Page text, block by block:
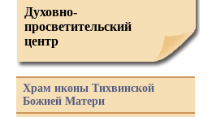
Духовно-
просветительский
центр
Храм иконы Тихвинской
Божией Матери